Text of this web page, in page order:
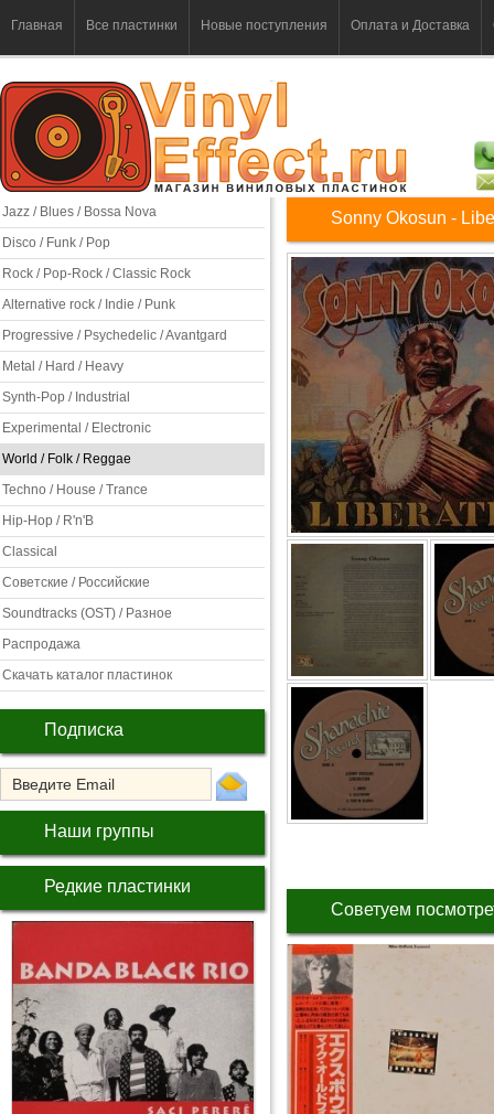
Главная Все пластинки Новые поступления Оплата и Доставка
Jazz / Blues / Bossa Nova
Disco / Funk / Pop
Rock / Pop-Rock / Classic Rock
Alternative rock / Indie / Punk
Progressive / Psychedelic / Avantgard
Metal / Hard / Heavy
Synth-Pop / Industrial
Experimental / Electronic
World / Folk / Reggae
Techno / House / Trance
Hip-Hop / R'n'B
Classical
Советские / Российские
Soundtracks (OST) / Разное
Распродажа
Скачать каталог пластинок
Подписка
Наши группы
Редкие пластинки
Sonny Okosun -
Советуем